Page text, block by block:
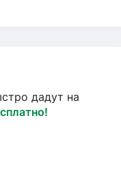
дадут на